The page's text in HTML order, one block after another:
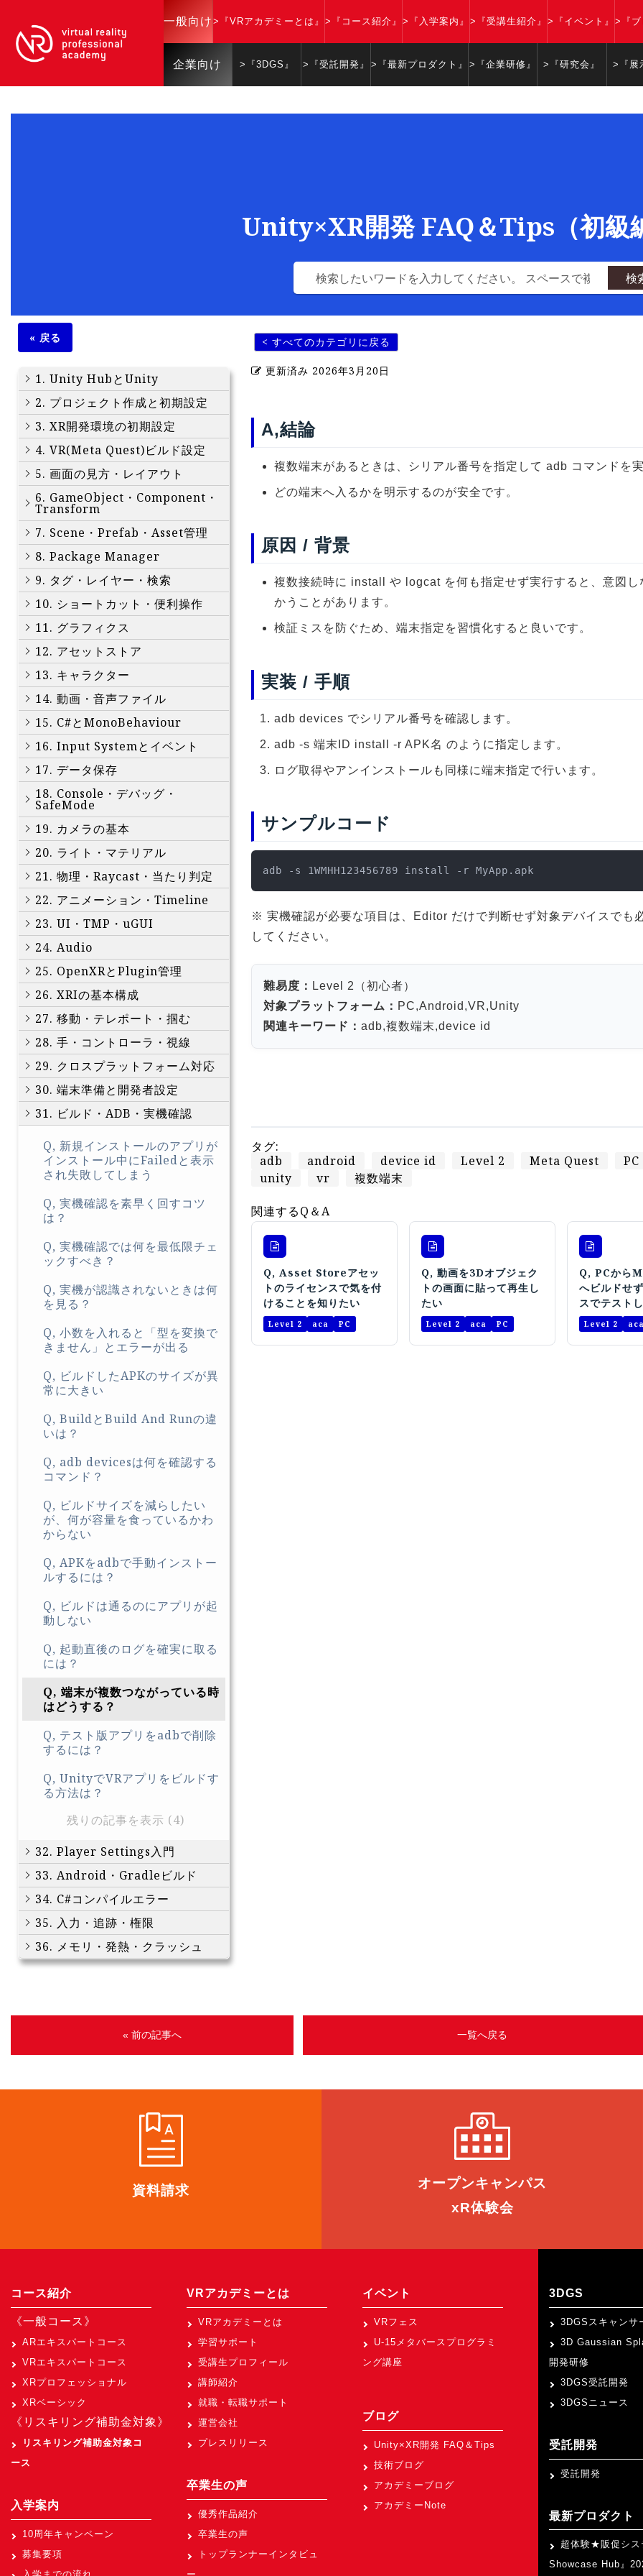
一般向け >『VRアカデミーとは』 >『コース紹介』 >『入学案内』 >『受講生紹介』 >『イベント』 >『ブ
企業向け >『3DGS』 >『受託開発』 >『最新プロダクト』 >『企業研修』 >『研究会』 >『展
Unity×XR開発 FAQ＆Tips（初級
検
« 戻る
1. Unity HubとUnity
2. プロジェクト作成と初期設定
3. XR開発環境の初期設定
4. VR(Meta Quest)ビルド設定
5. 画面の見方・レイアウト
6. GameObject・Component・
Transform
7. Scene・Prefab・Asset管理
8. Package Manager
9. タグ・レイヤー・検索
10. ショートカット・便利操作
11. グラフィクス
12. アセットストア
13. キャラクター
14. 動画・音声ファイル
15. C#とMonoBehaviour
16. Input Systemとイベント
17. データ保存
18. Console・デバッグ・
SafeMode
19. カメラの基本
20. ライト・マテリアル
21. 物理・Raycast・当たり判定
22. アニメーション・Timeline
23. UI・TMP・uGUI
24. Audio
25. OpenXRとPlugin管理
26. XRIの基本構成
27. 移動・テレポート・掴む
28. 手・コントローラ・視線
29. クロスプラットフォーム対応
30. 端末準備と開発者設定
31. ビルド・ADB・実機確認
Q, 新規インストールのアプリが
インストール中にFailedと表示
され失敗してしまう
Q, 実機確認を素早く回すコツ
は？
Q, 実機確認では何を最低限チェ
ックすべき？
Q, 実機が認識されないときは何
を見る？
Q, 小数を入れると「型を変換で
きません」とエラーが出る
Q, ビルドしたAPKのサイズが異
常に大きい
Q, BuildとBuild And Runの違
いは？
Q, adb devicesは何を確認する
コマンド？
Q, ビルドサイズを減らしたい
が、何が容量を食っているかわ
からない
Q, APKをadbで手動インストー
ルするには？
Q, ビルドは通るのにアプリが起
動しない
Q, 起動直後のログを確実に取る
には？
Q, 端末が複数つながっている時
はどうする？
Q, テスト版アプリをadbで削除
するには？
Q, UnityでVRアプリをビルドす
る方法は？
残りの記事を表示 (4)
32. Player Settings入門
33. Android・Gradleビルド
34. C#コンパイルエラー
35. 入力・追跡・権限
36. メモリ・発熱・クラッシュ
< すべてのカテゴリに戻る
更新済み 2026年3月20日
A,結論
複数端末があるときは、シリアル番号を指定して adb コマンドを実
どの端末へ入るかを明示するのが安全です。
原因 / 背景
複数接続時に install や logcat を何も指定せず実行すると、意図し
かうことがあります。
検証ミスを防ぐため、端末指定を習慣化すると良いです。
実装 / 手順
adb devices でシリアル番号を確認します。
adb -s 端末ID install -r APK名 のように指定します。
ログ取得やアンインストールも同様に端末指定で行います。
サンプルコード
adb -s 1WMHH123456789 install -r MyApp.apk
※ 実機確認が必要な項目は、Editor だけで判断せず対象デバイスでも
してください。
難易度： Level 2（初心者）
対象プラットフォーム： PC,Android,VR,Unity
関連キーワード：adb,複数端末,device id
タグ:
adb
android device id Level 2 Meta Quest PC
unity
vr 複数端末
関連するQ＆A
Q, Asset Storeアセッ
トのライセンスで気を付
けることを知りたい
Level 2 aca PC
Q, 動画を3Dオブジェク
トの画面に貼って再生し
たい
Level 2 aca PC
Q, PCから
へビルドせ
スでテスト
Level 2 aca
« 前の記事へ 一覧へ戻る
資料請求 オープンキャンパス
xR体験会
コース紹介
《一般コース》
ARエキスパートコース
VRエキスパートコース
XRプロフェッショナル
XRベーシック
《リスキリング補助金対象》
リスキリング補助金対象コ
ース
入学案内
10周年キャンペーン
募集要項
入学までの流れ
VRアカデミーとは
VRアカデミーとは
学習サポート
受講生プロフィール
講師紹介
就職・転職サポート
運営会社
プレスリリース
卒業生の声
優秀作品紹介
卒業生の声
トップランナーインタビュ
ー
イベント
VRフェス
U-15メタバースプログラミ
ング講座
ブログ
Unity×XR開発 FAQ＆Tips
技術ブログ
アカデミーブログ
アカデミーNote
3DGS
3DGSスキャンサ
3D Gaussian
開発研修
3DGS受託開発
3DGSニュース
受託開発
受託開発
最新プロダクト
超体験★販促シス
Showcase Hub』